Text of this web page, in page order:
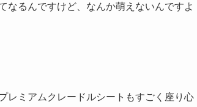
なるんですけど、なんか萌えないんですよ
レミアムクレードルシートもすごく座り心